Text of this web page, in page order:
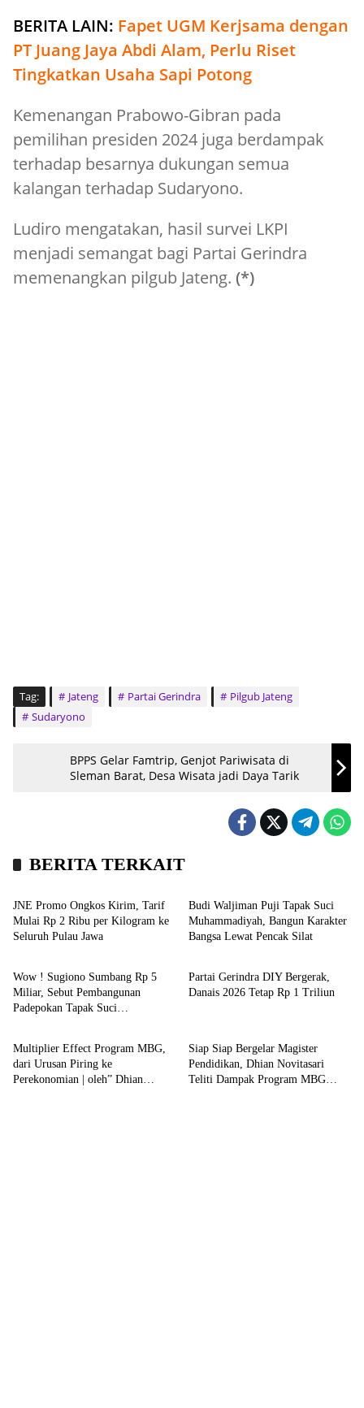
BERITA LAIN: Fapet UGM Kerjsama dengan
PT Juang Jaya Abdi Alam, Perlu Riset
Tingkatkan Usaha Sapi Potong
Kemenangan Prabowo-Gibran pada
pemilihan presiden 2024 juga berdampak
terhadap besarnya dukungan semua
kalangan terhadap Sudaryono.
Ludiro mengatakan, hasil survei LKPI
menjadi semangat bagi Partai Gerindra
memenangkan pilgub Jateng. (*)
Tag: Jateng Partai Gerindra
Pilgub Jateng
Sudaryono
BPPS Gelar Famtrip, Genjot Pariwisata di
Sleman Barat, Desa Wisata jadi Daya Tarik
BERITA TERKAIT
Bisnis
JNE Promo Ongkos Kirim, Tarif
Mulai Rp 2 Ribu per Kilogram ke
Seluruh Pulau Jawa
Budi Waljiman Puji Tapak Suci
Muhammadiyah, Bangun Karakter
Bangsa Lewat Pencak Silat
Headline
Wow ! Sugiono Sumbang Rp 5
Miliar, Sebut Pembangunan
Padepokan Tapak Suci
Headline
Partai Gerindra DIY Bergerak,
Danais 2026 Tetap Rp 1 Triliun
Opini
Multiplier Effect Program MBG,
dari Urusan Piring ke
Perekonomian | oleh” Dhian
Siap Siap Bergelar Magister
Pendidikan, Dhian Novitasari
Teliti Dampak Program MBG